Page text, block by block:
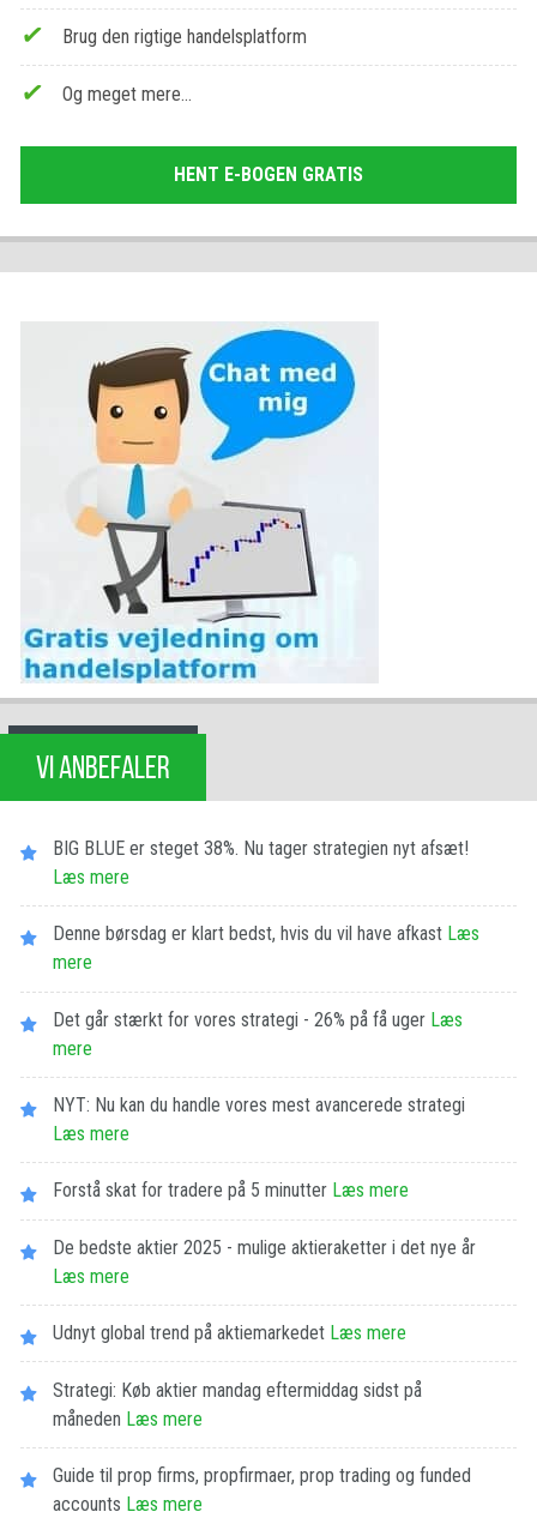
Brug den rigtige handelsplatform
Og meget mere…
HENT E-BOGEN GRATIS
VI ANBEFALER
BIG BLUE er steget 38%. Nu tager strategien nyt afsæt!
Læs mere
Denne børsdag er klart bedst, hvis du vil have afkast Læs
mere
Det går stærkt for vores strategi - 26% på få uger Læs
mere
NYT: Nu kan du handle vores mest avancerede strategi
Læs mere
Forstå skat for tradere på 5 minutter Læs mere
De bedste aktier 2025 - mulige aktieraketter i det nye år
Læs mere
Udnyt global trend på aktiemarkedet Læs mere
Strategi: Køb aktier mandag eftermiddag sidst på
måneden Læs mere
Guide til prop firms, propfirmaer, prop trading og funded
accounts Læs mere